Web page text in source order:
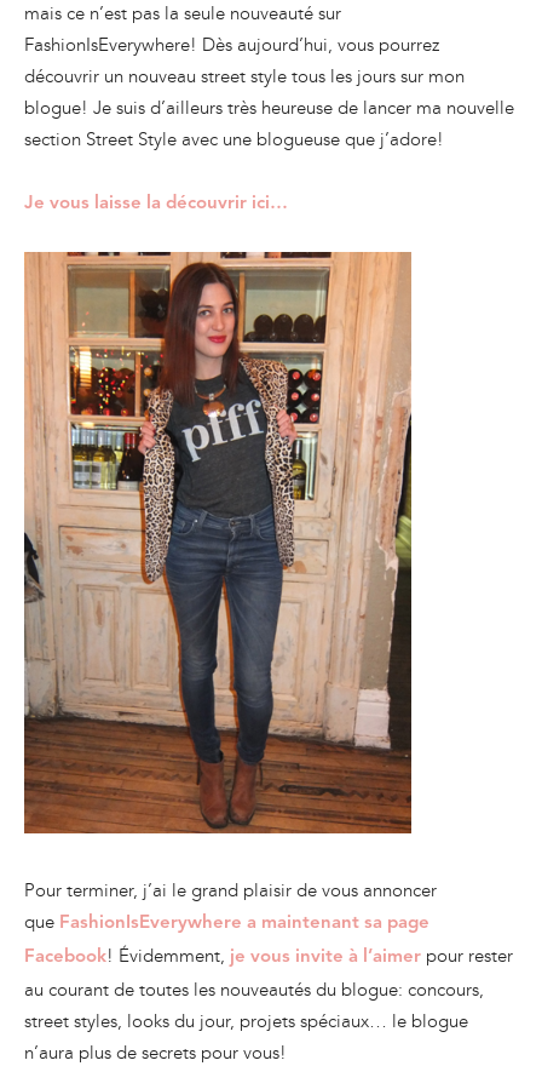
mais ce n’est pas la seule nouveauté sur
FashionIsEverywhere! Dès aujourd’hui, vous pourrez
découvrir un nouveau street style tous les jours sur mon
blogue! Je suis d’ailleurs très heureuse de lancer ma nouvelle
section Street Style avec une blogueuse que j’adore!
Je vous laisse la découvrir ici…
Pour terminer, j’ai le grand plaisir de vous annoncer
que FashionIsEverywhere a maintenant sa page
Facebook! Évidemment, je vous invite à l’aimer pour rester
au courant de toutes les nouveautés du blogue: concours,
street styles, looks du jour, projets spéciaux… le blogue
n’aura plus de secrets pour vous!